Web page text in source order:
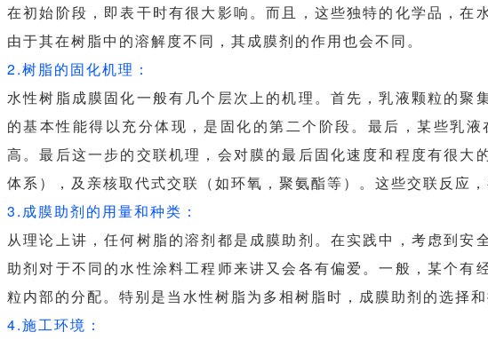
在初始阶段，即表干时有很大影响。而且，这些独特的化学品，在
由于其在树脂中的溶解度不同，其成膜剂的作用也会不同。
2.树脂的固化机理：
水性树脂成膜固化一般有几个层次上的机理。首先，乳液颗粒的
的基本性能得以充分体现，是固化的第二个阶段。最后，某些乳
高。最后这一步的交联机理，会对膜的最后固化速度和程度有很
体系），及亲核取代式交联（如环氧，聚氨酯等）。这些交联反应
3.成膜助剂的用量和种类：
从理论上讲，任何树脂的溶剂都是成膜助剂。在实践中，考虑到
助剂对于不同的水性涂料工程师来讲又会各有偏爱。一般，某个
粒内部的分配。特别是当水性树脂为多相树脂时，成膜助剂的选择和
4.施工环境：